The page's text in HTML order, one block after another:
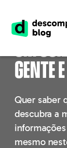
Quer
um
gente
Quer saber
descubra a
mesmo